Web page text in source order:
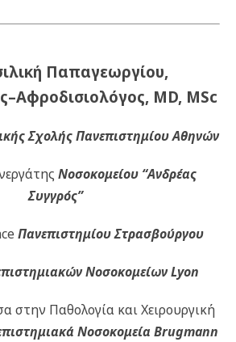
Παπαγεωργίου,
MD, MSc
Σχολής Πανεπιστημίου Αθηνών
Νοσοκομείου “Ανδρέας
Συγγρός”
Πανεπιστημίου Στρασβούργου
Νοσοκομείων Lyon
στην Παθολογία και Χειρουργική
Νοσοκομεία Brugmann